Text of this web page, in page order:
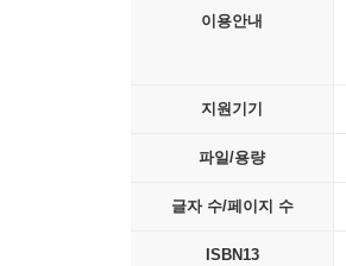
이용안내
지원기기
파일/용량
글자 수/페이지 수
ISBN13